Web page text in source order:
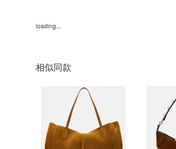
loading...
相似同款